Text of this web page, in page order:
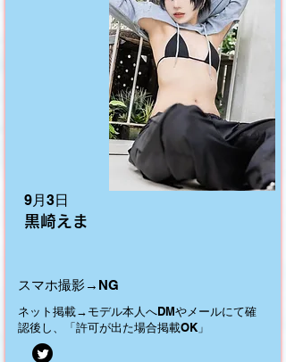
9月3日
黒崎えま
スマホ撮影→NG
ネット掲載→モデル本人へDMやメールにて確
認後し、「許可が出た場合掲載OK」